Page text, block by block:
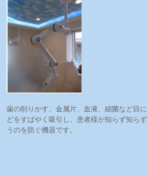
歯の削りかす、金属片、血液、細菌など目
どをすばやく吸引し、患者様が知らず知ら
うのを防ぐ機器です。